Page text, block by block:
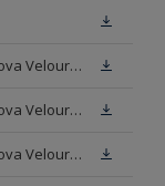
Fiche de données de sécurité Alphanova Velours Base W05
Fiche de données de sécurité Alphanova Velours Base M15
Fiche de données de sécurité Alphanova Velours Base N00